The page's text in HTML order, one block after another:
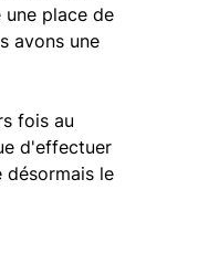
place de
avons une
fois au
d'effectuer
le